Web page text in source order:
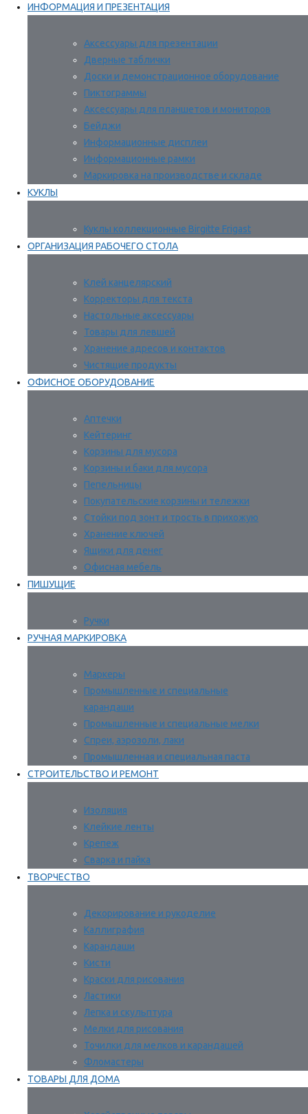
ИНФОРМАЦИЯ И ПРЕЗЕНТАЦИЯ
Аксессуары для презентации
Дверные таблички
Доски и демонстрационное оборудование
Пиктограммы
Аксессуары для планшетов и мониторов
Бейджи
Информационные дисплеи
Информационные рамки
Маркировка на производстве и складе
КУКЛЫ
Куклы коллекционные Birgitte Frigast
ОРГАНИЗАЦИЯ РАБОЧЕГО СТОЛА
Клей канцелярский
Корректоры для текста
Настольные аксессуары
Товары для левшей
Хранение адресов и контактов
Чистящие продукты
ОФИСНОЕ ОБОРУДОВАНИЕ
Аптечки
Кейтеринг
Корзины для мусора
Корзины и баки для мусора
Пепельницы
Покупательские корзины и тележки
Стойки под зонт и трость в прихожую
Хранение ключей
Ящики для денег
Офисная мебель
ПИШУЩИЕ
Ручки
РУЧНАЯ МАРКИРОВКА
Маркеры
Промышленные и специальные
карандаши
Промышленные и специальные мелки
Спреи, аэрозоли, лаки
Промышленная и специальная паста
СТРОИТЕЛЬСТВО И РЕМОНТ
Изоляция
Клейкие ленты
Крепеж
Сварка и пайка
ТВОРЧЕСТВО
Декорирование и рукоделие
Каллиграфия
Карандаши
Кисти
Краски для рисования
Ластики
Лепка и скульптура
Мелки для рисования
Точилки для мелков и карандашей
Фломастеры
ТОВАРЫ ДЛЯ ДОМА